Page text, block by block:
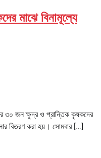
মাঝে বিনামূল্যে
৩০ জন ক্ষুদ্র ও প্রান্তিক কৃষকদের
বিতরণ করা হয়। সোমবার […]